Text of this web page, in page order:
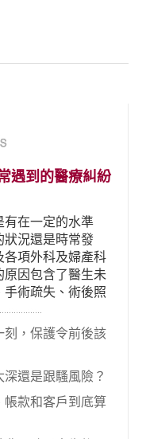
遇到的醫療糾紛
有在一定的水準
狀況還是時常發
各項外科及婦產科
原因包含了醫生未
術疏失、術後照
醫學進步，但醫
經常發生。很多案
如果不幸遇到相
…
刻，保護令前後該
還是跟騷風險？
帳款和客戶到底算